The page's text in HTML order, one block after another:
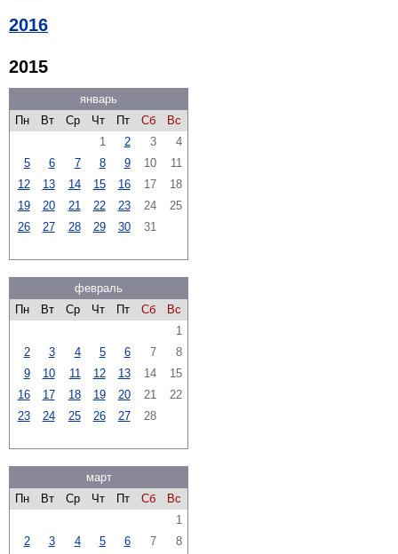
2016
2015
январь
Пн
Вт Ср Чт Пт Сб
Вс
1
2 3
4
5
6 7 8 9 10
11
12
13 14 15 16 17
18
19
20 21 22 23 24
25
26
27 28 29 30 31
февраль
Пн
Вт Ср Чт Пт Сб
Вс
1
2
3 4 5 6 7
8
9
10 11 12 13 14
15
16
17 18 19 20 21
22
23
24 25 26 27 28
март
Пн
Вт Ср Чт Пт Сб
Вс
1
2
3 4 5 6 7
8